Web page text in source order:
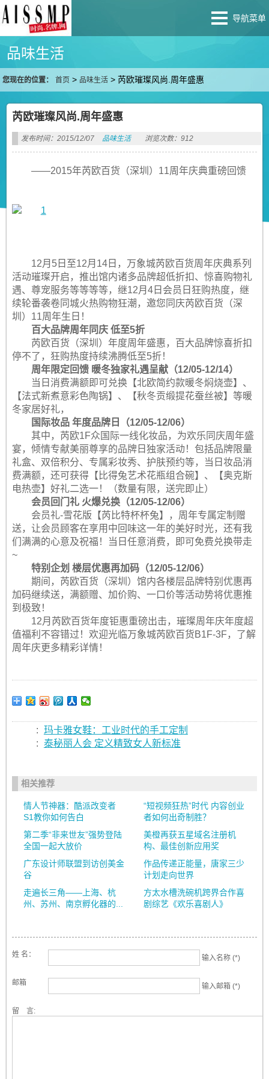
导航菜单
品味生活
您现在的位置： 首页 > 品味生活 >芮欧璀璨风尚.周年盛惠
芮欧璀璨风尚.周年盛惠
发布时间：2015/12/07 品味生活 浏览次数：912
——2015年芮欧百货（深圳）11周年庆典重磅回馈
12月5日至12月14日，万象城芮欧百货周年庆典系列
活动璀璨开启，推出馆内诸多品牌超低折扣、惊喜购物礼
遇、尊宠服务等等等等，继12月4日会员日狂购热度，继
续轮番袭卷同城火热购物狂潮，邀您同庆芮欧百货（深
圳）11周年生日！
百大品牌周年同庆 低至5折
芮欧百货（深圳）年度周年盛惠，百大品牌惊喜折扣
停不了，狂购热度持续沸腾低至5折！
周年限定回馈 暖冬独家礼遇呈献（12/05-12/14）
当日消费满额即可兑换【北欧简约款暖冬焖烧壶】、
【法式新煮意彩色陶锅】、【秋冬贡缎提花蚕丝被】等暖
冬家居好礼，
国际妆品 年度品牌日（12/05-12/06）
其中，芮欧1F众国际一线化妆品，为欢乐同庆周年盛
宴，倾情专献美丽尊享的品牌日独家活动！包括品牌限量
礼盒、双倍积分、专属彩妆秀、护肤预约等，当日妆品消
费满额，还可获得【比得兔艺术花瓶组合碗】、【奥克斯
电热壶】好礼二选一！（数量有限，送完即止）
会员回门礼 火爆兑换（12/05-12/06）
会员礼-雪花版【芮比特杯杯兔】，周年专属定制赠
送，让会员顾客在享用中回味这一年的美好时光，还有我
们满满的心意及祝福！当日任意消费，即可免费兑换带走
~
特别企划 楼层优惠再加码（12/05-12/06）
期间，芮欧百货（深圳）馆内各楼层品牌特别优惠再
加码继续送，满额赠、加价购、一口价等活动势将优惠推
到极致！
12月芮欧百货年度钜惠重磅出击，璀璨周年庆年度超
值福利不容错过！欢迎光临万象城芮欧百货B1F-3F，了解
周年庆更多精彩详情！
: 玛卡雅女鞋：工业时代的手工定制
: 泰秘丽人会 定义精致女人新标准
相关推荐
情人节神器：酷派改变者
S1教你如何告白
“短视频狂热”时代 内容创业
者如何出奇制胜？
第二季“非来世友”强势登陆
全国一起大放价
美橙再获五星域名注册机
构、最佳创新应用奖
广东设计师联盟到访创美金
谷
作品传递正能量，唐家三少
计划走向世界
走遍长三角——上海、杭
州、苏州、南京孵化器的...
方太水槽洗碗机跨界合作喜
剧综艺《欢乐喜剧人》
姓 名： 输入名称 (*)
邮箱 输入邮箱 (*)
留 言: